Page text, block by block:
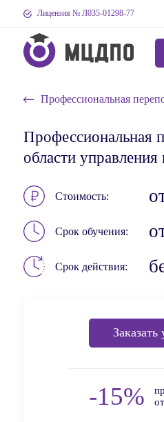
Лицензия № Л035-01298-77
Профессиональная
Профессиональная
области
Стоимость
Срок обучения
Срок действия
Заказать
-15%